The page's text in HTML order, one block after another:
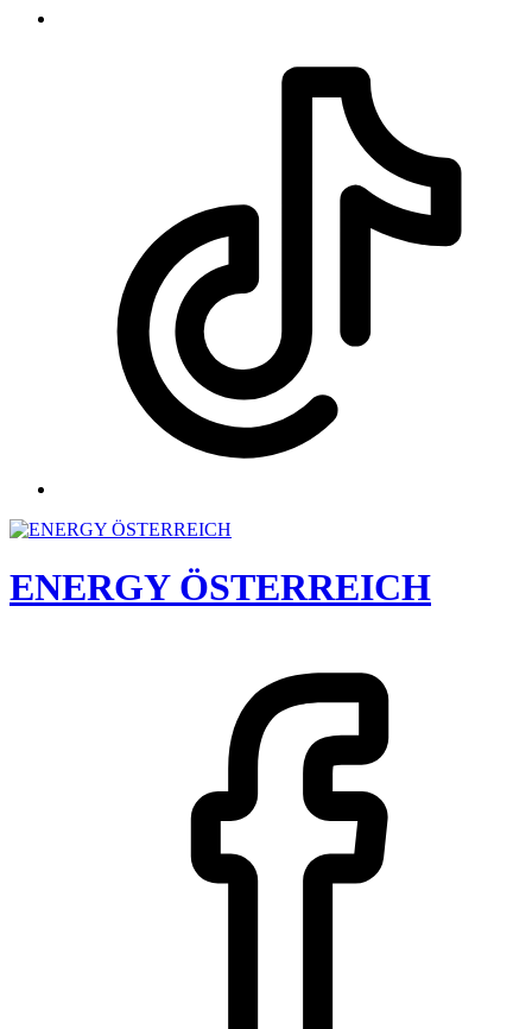
ENERGY ÖSTERREICH